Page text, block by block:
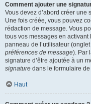
Comment ajouter une
Vous devez d’abord créer une
Une fois créée, vous pouvez
rédaction de message. Vous
tous vos messages en activant
panneau de l’utilisateur (onglet
préférences de message). Par
signature d’être ajoutée à un
signature dans le formulaire
Haut